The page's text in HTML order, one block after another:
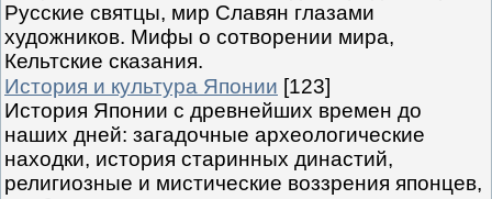
Русские святцы, мир Славян глазами
художников. Мифы о сотворении мира,
Кельтские сказания.
История и культура Японии [123]
История Японии с древнейших времен до
наших дней: загадочные археологические
находки, история старинных династий,
религиозные и мистические воззрения японцев,